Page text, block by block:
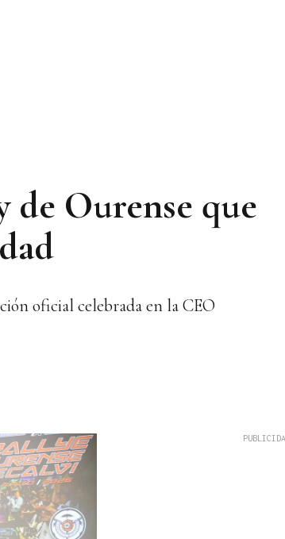
de Ourense que
oficial celebrada en la CEO